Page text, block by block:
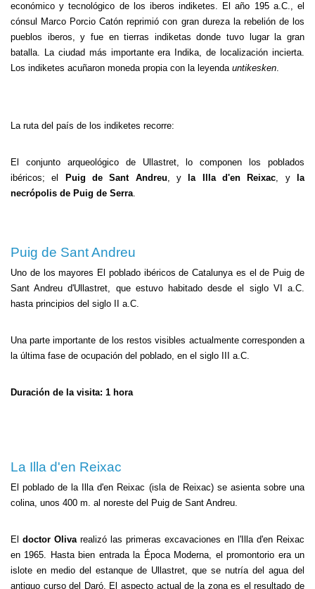
económico y tecnológico de los iberos indiketes. El año 195 a.C., el
cónsul Marco Porcio Catón reprimió con gran dureza la rebelión de los
pueblos iberos, y fue en tierras indiketas donde tuvo lugar la gran
batalla. La ciudad más importante era Indika, de localización incierta.
Los indiketes acuñaron moneda propia con la leyenda untikesken.
La ruta del país de los indiketes recorre:
El conjunto arqueológico de Ullastret, lo componen los poblados
ibéricos; el
Puig de Sant Andreu, y la Illa d'en Reixac, y
la
necrópolis de Puig de Serra.
Puig de Sant Andreu
Uno de los mayores El poblado ibéricos de Catalunya es el de Puig de
Sant Andreu d'Ullastret, que estuvo habitado desde el siglo VI a.C.
hasta principios del siglo II a.C.
Una parte importante de los restos visibles actualmente corresponden a
la última fase de ocupación del poblado, en el siglo III a.C.
Duración de la visita: 1 hora
La Illa d'en Reixac
El poblado de la Illa d'en Reixac (isla de Reixac) se asienta sobre una
colina, unos 400 m. al noreste del Puig de Sant Andreu.
El doctor Olivarealizó las primeras excavaciones en l'Illa d'en Reixac
en 1965. Hasta bien entrada la Época Moderna, el promontorio era un
islote en medio del estanque de Ullastret, que se nutría del agua del
antiguo curso del Daró. El aspecto actual de la zona es el resultado de